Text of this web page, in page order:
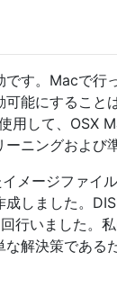
す。Macで行
能にするこ
用して、OSX
ニングおよび
メージファイ
しました。
行いました。
解決策である